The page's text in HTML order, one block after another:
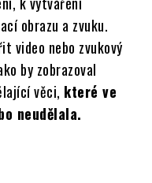
obrazu a zvuku.
video nebo zvukový
by zobrazoval
věci, které ve
neudělala.